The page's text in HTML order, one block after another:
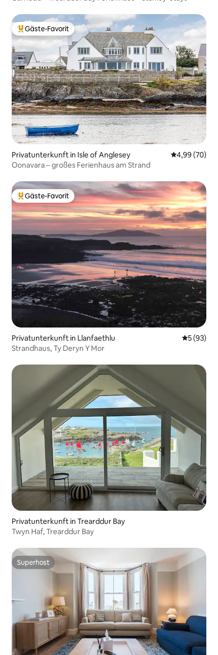
Beliebter Gäste-Favorit.
Gäste-Favorit
Privatunterkunft in Isle of Anglesey
4,99 (70)
Oonavara – großes Ferienhaus am Strand
Beliebter Gäste-Favorit.
Gäste-Favorit
Privatunterkunft in Llanfaethlu
5 (93)
Strandhaus, Ty Deryn Y Mor
Privatunterkunft in Trearddur Bay
Twyn Haf, Trearddur Bay
Superhost
Superhost